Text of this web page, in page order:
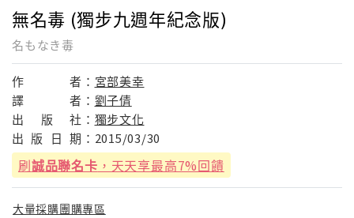
無名毒 (獨步九週年紀念版)
名もなき毒
作 者： 宮部美幸
譯
者： 劉子倩
出
版 社： 獨步文化
出 版 日 期： 2015/03/30
刷誠品聯名卡 ，天天享最高7%回饋
大量採購團購專區